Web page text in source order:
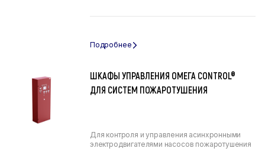
ШКАФЫ УПРАВЛЕНИЯ ОМЕГА CONTROL®
ДЛЯ СИСТЕМ ПОЖАРОТУШЕНИЯ
Для контроля и управления асинхронными
электродвигателями насосов пожаротушения